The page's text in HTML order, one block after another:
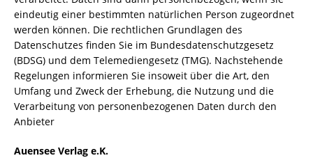
eindeutig einer bestimmten natürlichen Person zugeordnet
werden können. Die rechtlichen Grundlagen des
Datenschutzes finden Sie im Bundesdatenschutzgesetz
(BDSG) und dem Telemediengesetz (TMG). Nachstehende
Regelungen informieren Sie insoweit über die Art, den
Umfang und Zweck der Erhebung, die Nutzung und die
Verarbeitung von personenbezogenen Daten durch den
Anbieter
Auensee Verlag e.K.